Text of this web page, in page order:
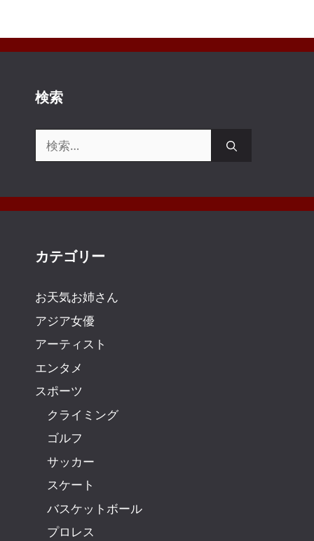
検索
索:
カテゴリー
お天気お姉さん
アジア女優
アーティスト
エンタメ
スポーツ
クライミング
ゴルフ
サッカー
スケート
バスケットボール
プロレス